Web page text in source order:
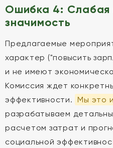
Ошибка 4: Слабая
значимость
Предлагаемые
характер ("повысить
и не имеют
Комиссия ждет
эффективности. Мы это
разрабатываем
расчетом затрат и
социальной